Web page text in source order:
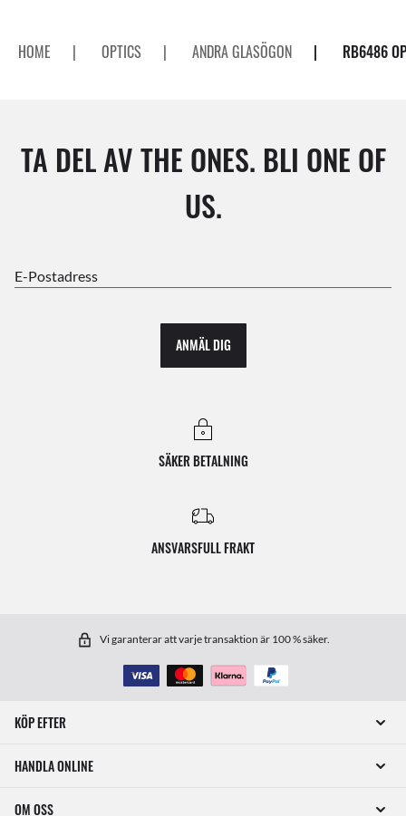
HOME | OPTICS | ANDRA GLASÖGON | RB6486
TA DEL AV THE ONES. BLI ONE OF
US.
E-Postadress
ANMÄL DIG
SÄKER BETALNING
ANSVARSFULL FRAKT
Vi garanterar att varje transaktion är 100 % säker.
KÖP EFTER
HANDLA ONLINE
OM OSS